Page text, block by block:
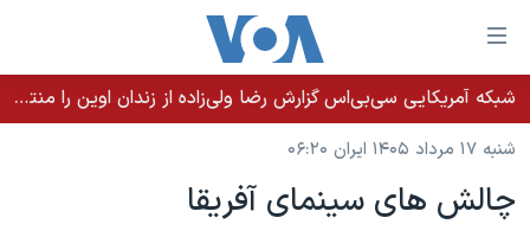
لینکهای
قابل
دسترسی
جهش
محتوای
خانه
نسخه سبک وب‌سایت
موضوع ها
شبکه آمریکایی سی‌بی‌‌اس گزارش رضا ولی‌زاده از زندان اوین را منتشر کرد؛ کامران حکمتی پیش از آغاز شیمی‌درمانی به زندان بازگردانده شد
شنبه ۱۷ مرداد ۱۴۰۵ ایران ۰۶:۲۰
چالش های سينمای آفريقا